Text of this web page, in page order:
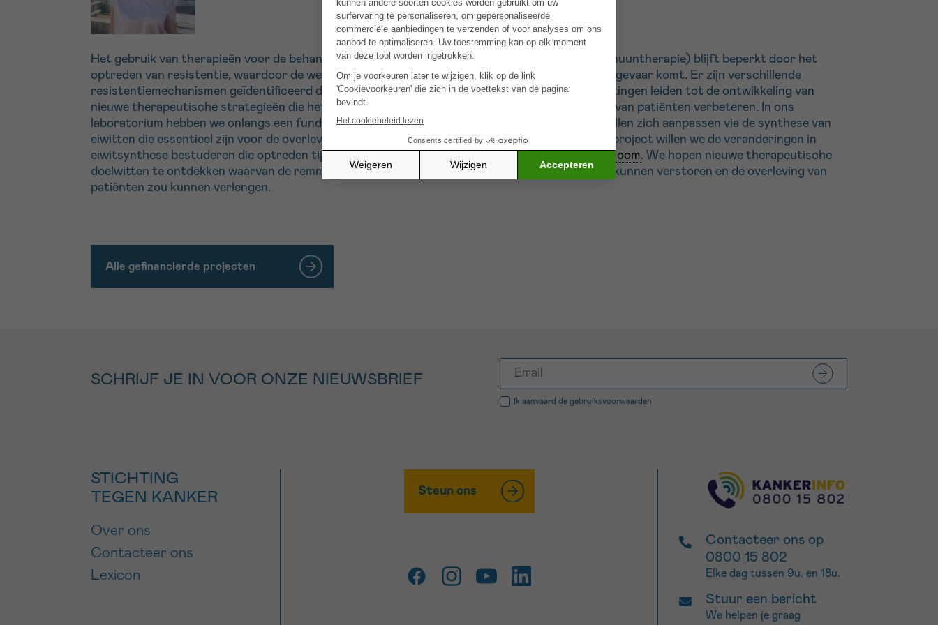
Het gebruik van therapieën voor de behandeling vanmelanoom(doelgerichte therapieën en immuuntherapie) blijft beperkt door het
optreden van resistentie, waardoor de werkzaamheid van de behandeling op de lange termijn in gevaar komt. Er zijn verschillende
resistentiemechanismen geïdentificeerd die door melanoomcellen zijn ontwikkeld. Deze ontdekkingen leiden tot de ontwikkeling van
nieuwe therapeutische strategieën die het ontstaan van resistentie beperken en de overleving van patiënten verbeteren. In ons
laboratorium hebben we onlangs een fundamenteel mechanisme ontdekt waarmee melanoomcellen zich aanpassen via de synthese van
eiwitten die essentieel zijn voor de overleving van resistente melanomen. Als onderdeel van dit project willen we de veranderingen in
eiwitsynthese bestuderen die optreden tijdens de ontwikkeling van resistentie in humaan
melanoom. We hopen nieuwe therapeutische
doelwitten te ontdekken waarvan de remming de ontwikkeling van resistentie in
melanoomzou kunnen verstoren en de overleving van
patiënten zou kunnen verlengen.
Alle gefinancierde projecten
SCHRIJF JE IN VOOR ONZE NIEUWSBRIEF
Ik aanvaard de gebruiksvoorwaarden
STICHTING
TEGEN KANKER
Over ons
Contacteer ons
Lexicon
Steun ons
Contacteer ons op
0800 15 802
Elke dag tussen 9u. en 18u.
Stuur een bericht
We helpen je graag